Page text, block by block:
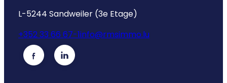
L-5244 Sandweiler (3e Etage)
+352 33 66 67-1info@rmsimmo.lu